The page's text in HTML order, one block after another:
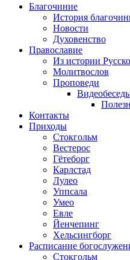
Благочиние
История
Новости
Духовенство
Православие
Из истории
Молитвослов
Проповеди
Контакты
Приходы
Стокгольм
Вестерос
Гётеборг
Карлстад
Лулео
Уппсала
Умео
Евле
Йенчепинг
Хельсингборг
Расписание
Стокгольм